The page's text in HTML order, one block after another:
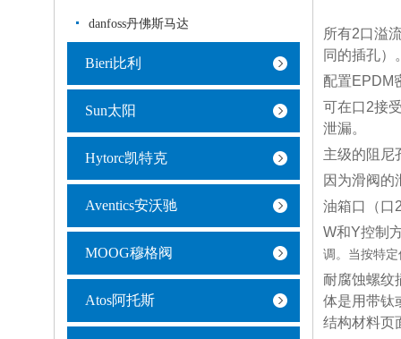
danfoss丹佛斯马达
Bieri比利
Sun太阳
Hytorc凯特克
Aventics安沃驰
MOOG穆格阀
Atos阿托斯
所有2口溢
同的插孔）
配置EPDM
可在口2接
泄漏。
主级的阻尼
因为滑阀的
油箱口（口
W和Y控制
调。当按特
耐腐蚀螺纹
体是用带钛
结构材料页